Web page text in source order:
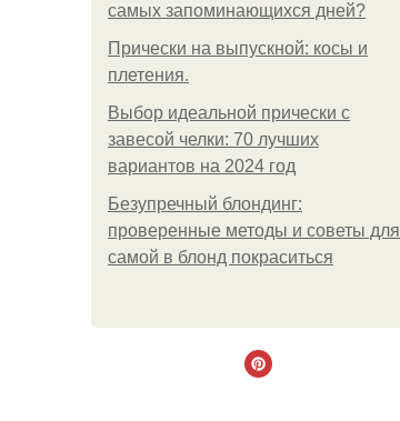
самых запоминающихся дней?
Прически на выпускной: косы и
плетения.
Выбор идеальной прически с
завесой челки: 70 лучших
вариантов на 2024 год
Безупречный блондинг:
проверенные методы и советы для
самой в блонд покраситься